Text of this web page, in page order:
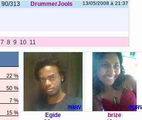
90/313 DrummerJools 13/05/2008 à 21:37
7 8 9 10 11
22 %
50 %
7 %
15 %
Egide
brize